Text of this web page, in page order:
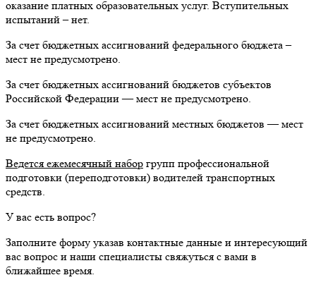
оказание платных образовательных услуг. Вступительных
испытаний – нет.
За счет бюджетных ассигнований федерального бюджета –
мест не предусмотрено.
За счет бюджетных ассигнований бюджетов субъектов
Российской Федерации — мест не предусмотрено.
За счет бюджетных ассигнований местных бюджетов — мест
не предусмотрено.
Ведется ежемесячный набор групп профессиональной
подготовки (переподготовки) водителей транспортных
средств.
У вас есть вопрос?
Заполните форму указав контактные данные и интересующий
вас вопрос и наши специалисты свяжуться с вами в
ближайшее время.